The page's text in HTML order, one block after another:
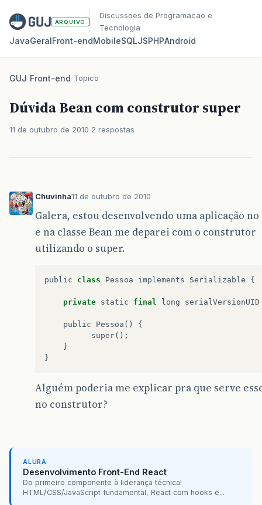
ARQUIVO
Discussoes de Programacao e
Tecnologia
JavaGeralFront‑endMobileSQLJSPHPAndroid
GUJ/Front-end/Topico
Dúvida Bean com construtor super
11 de outubro de 2010 2 respostas
Chuvinha11 de outubro de 2010
Galera, estou desenvolvendo uma aplicação
e na classe Bean me deparei com o construtor
utilizando o super.
public class Pessoa implements Serializable {
private static final long serialVersionUID
public Pessoa ()
{
super();
}
}
Alguém poderia me explicar pra que serve
no construtor?
ALURA
Desenvolvimento Front-End React
Do primeiro componente à liderança técnica!
HTML/CSS/JavaScript fundamental, React com hooks e...